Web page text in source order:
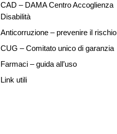
CAD – DAMA Centro Accoglienza
Disabilità
Anticorruzione – prevenire il rischio
CUG – Comitato unico di garanzia
Farmaci – guida all’uso
Link utili